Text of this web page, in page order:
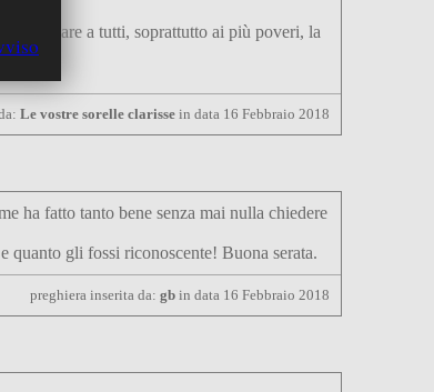
a regalare a tutti, soprattutto ai più poveri, la
Le vostre sorelle clarissein data 16 Febbraio 2018
ha fatto tanto bene senza mai nulla chiedere
quanto gli fossi riconoscente! Buona serata.
preghiera inserita da: gbin data 16 Febbraio 2018